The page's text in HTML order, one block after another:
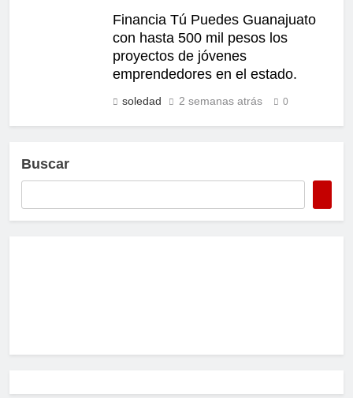
Financia Tú Puedes Guanajuato
con hasta 500 mil pesos los
proyectos de jóvenes
emprendedores en el estado.
soledad 2 semanas atrás 0
Buscar